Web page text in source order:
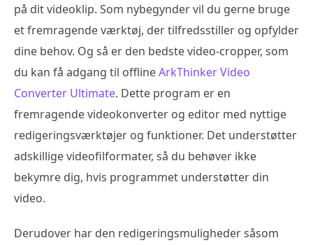
på dit videoklip. Som nybegynder vil du gerne bruge
et fremragende værktøj, der tilfredsstiller og opfylder
dine behov. Og så er den bedste video-cropper, som
du kan få adgang til offlineArkThinker Video
Converter Ultimate. Dette program er en
fremragende videokonverter og editor med nyttige
redigeringsværktøjer og funktioner. Det understøtter
adskillige videofilformater, så du behøver ikke
bekymre dig, hvis programmet understøtter din
video.
Derudover har den redigeringsmuligheder såsom